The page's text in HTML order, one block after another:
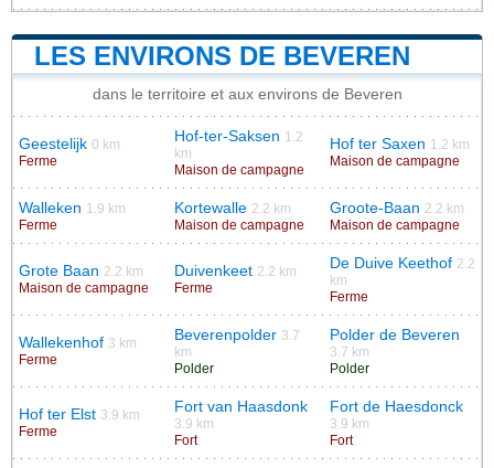
LES ENVIRONS DE BEVEREN
dans le territoire et aux environs de Beveren
Geestelijk 0 km
Ferme
Hof-ter-Saksen 1.2
km
Maison de campagne
Hof ter Saxen 1.2 km
Maison de campagne
Walleken 1.9 km
Ferme
Kortewalle 2.2 km
Maison de campagne
Groote-Baan 2.2 km
Maison de campagne
Grote Baan 2.2 km
Maison de campagne
Duivenkeet 2.2 km
Ferme
De Duive Keethof 2.2
km
Ferme
Wallekenhof 3 km
Ferme
Beverenpolder 3.7
km
Polder
Polder de Beveren
3.7 km
Polder
Hof ter Elst 3.9 km
Ferme
Fort van Haasdonk
3.9 km
Fort
Fort de Haesdonck
3.9 km
Fort